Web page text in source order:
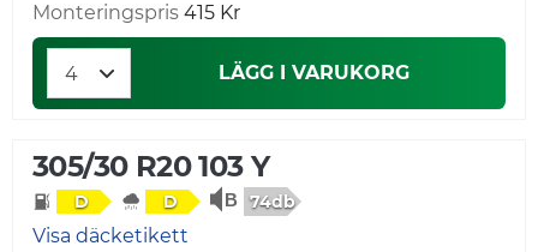
Monteringspris 415 Kr
LÄGG I VARUKORG
305/30 R20 103 Y
D D 74db
Visa däcketikett